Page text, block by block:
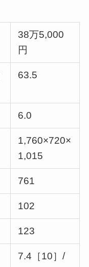
38万5,000
円
63.5
6.0
1,760×720×
1,015
761
102
123
7.4［10］/